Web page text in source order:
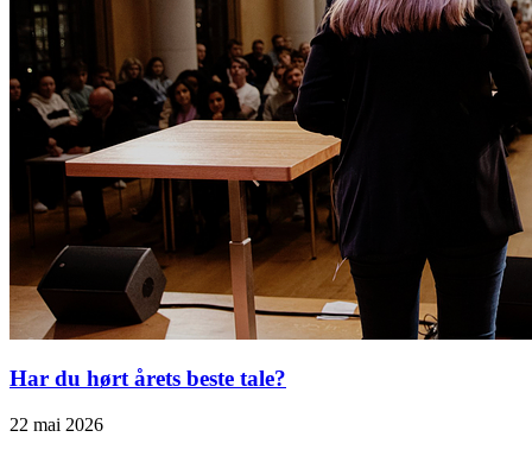
Har du hørt årets beste tale?
22 mai 2026